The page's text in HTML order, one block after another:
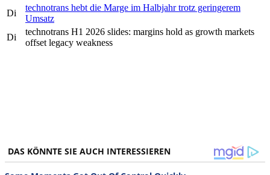
Di
technotrans hebt die Marge im Halbjahr trotz geringerem
Umsatz
Di
technotrans H1 2026 slides: margins hold as growth markets
offset legacy weakness